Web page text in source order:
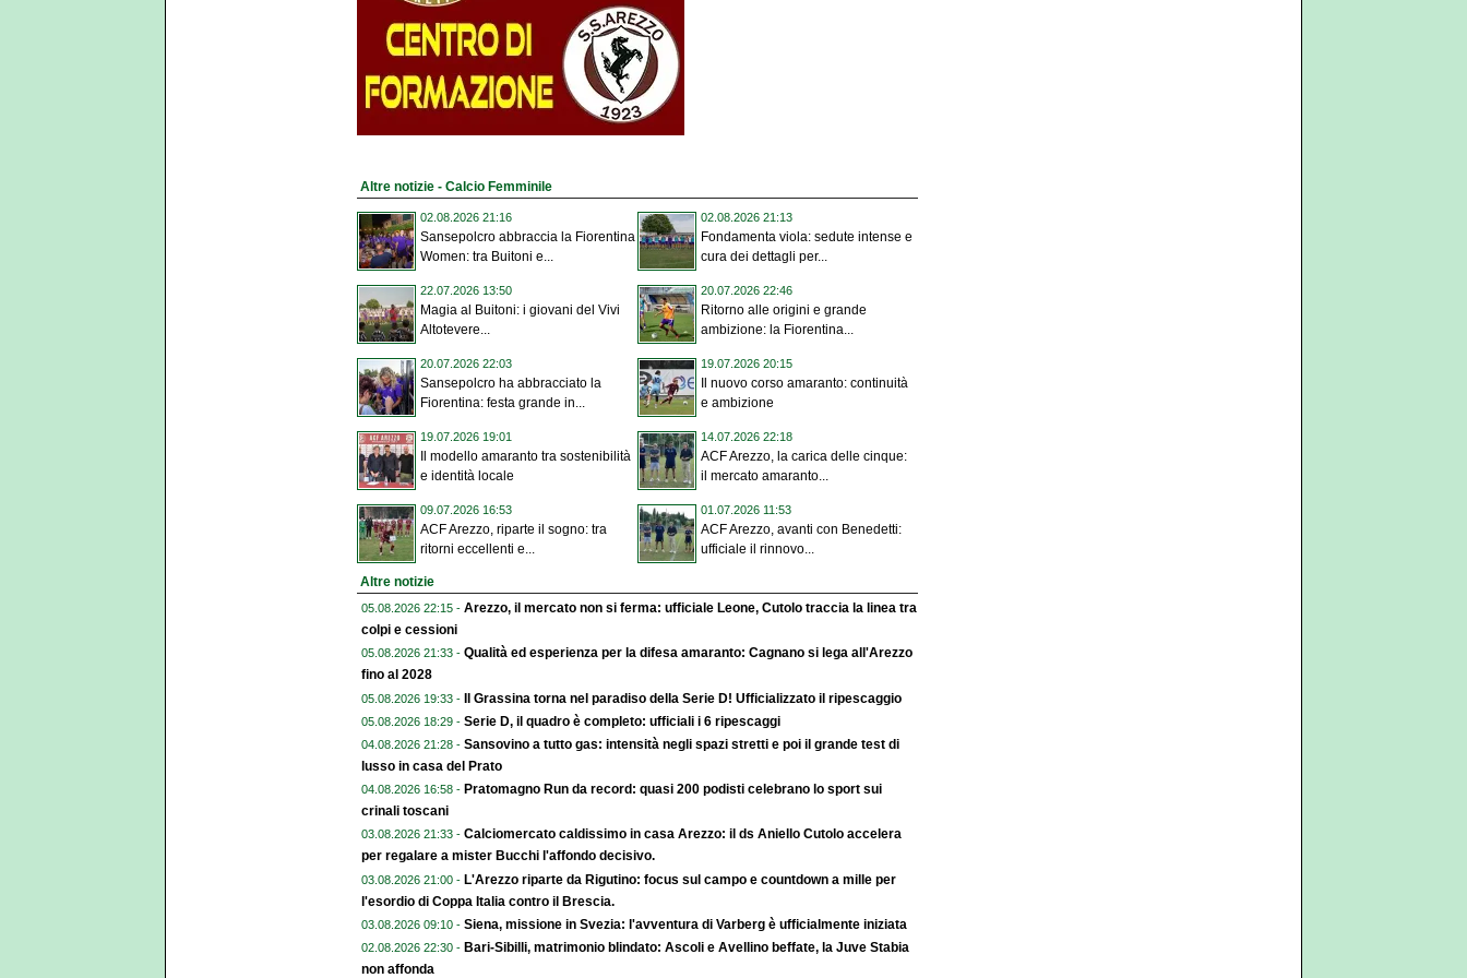
Altre notizie - Calcio Femminile
02.08.2026 21:16
Sansepolcro abbraccia la Fiorentina
Women: tra Buitoni e...
02.08.2026 21:13
Fondamenta viola: sedute intense e
cura dei dettagli per...
22.07.2026 13:50
Magia al Buitoni: i giovani del Vivi
Altotevere...
20.07.2026 22:46
Ritorno alle origini e grande
ambizione: la Fiorentina...
20.07.2026 22:03
Sansepolcro ha abbracciato la
Fiorentina: festa grande in...
19.07.2026 20:15
Il nuovo corso amaranto: continuità
e ambizione
19.07.2026 19:01
Il modello amaranto tra sostenibilità
e identità locale
14.07.2026 22:18
ACF Arezzo, la carica delle cinque:
il mercato amaranto...
09.07.2026 16:53
ACF Arezzo, riparte il sogno: tra
ritorni eccellenti e...
01.07.2026 11:53
ACF Arezzo, avanti con Benedetti:
ufficiale il rinnovo...
Altre notizie
05.08.2026 22:15 - Arezzo, il mercato non si ferma: ufficiale Leone, Cutolo traccia la linea tra
colpi e cessioni
05.08.2026 21:33 - Qualità ed esperienza per la difesa amaranto: Cagnano si lega all'Arezzo
fino al 2028
05.08.2026 19:33 - Il Grassina torna nel paradiso della Serie D! Ufficializzato il ripescaggio
05.08.2026 18:29 - Serie D, il quadro è completo: ufficiali i 6 ripescaggi
04.08.2026 21:28 - Sansovino a tutto gas: intensità negli spazi stretti e poi il grande test di
lusso in casa del Prato
04.08.2026 16:58 - Pratomagno Run da record: quasi 200 podisti celebrano lo sport sui
crinali toscani
03.08.2026 21:33 - Calciomercato caldissimo in casa Arezzo: il ds Aniello Cutolo accelera
per regalare a mister Bucchi l'affondo decisivo.
03.08.2026 21:00 - L'Arezzo riparte da Rigutino: focus sul campo e countdown a mille per
l'esordio di Coppa Italia contro il Brescia.
03.08.2026 09:10 - Siena, missione in Svezia: l'avventura di Varberg è ufficialmente iniziata
02.08.2026 22:30 - Bari-Sibilli, matrimonio blindato: Ascoli e Avellino beffate, la Juve Stabia
non affonda